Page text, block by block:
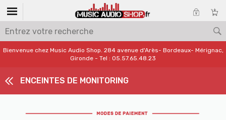
Bienvenue chez Music Audio Shop. 284 avenue d'Arès- Bordeaux- Mérignac,
Gironde - Tel : 05.57.65.48.23
ENCEINTES DE MONITORING